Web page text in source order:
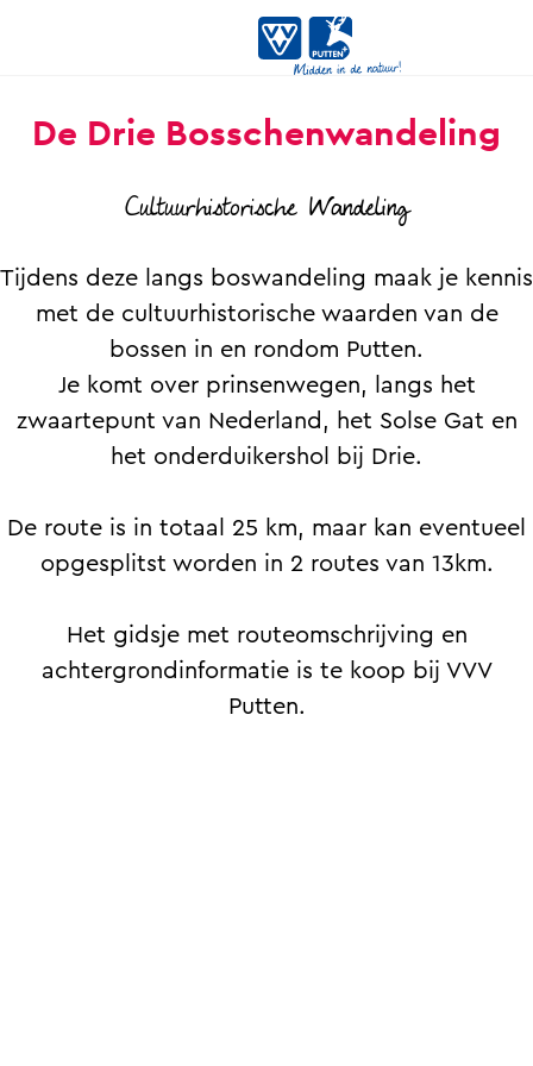
a
a
r
d
e
h
o
m
p
a
e
De Drie Bosschenwandeling
Cultuurhistorische Wandeling
Tijdens deze langs boswandeling maak je kennis
met de cultuurhistorische waarden van de
bossen in en rondom Putten.
Je komt over prinsenwegen, langs het
zwaartepunt van Nederland, het Solse Gat en
het onderduikershol bij Drie.
De route is in totaal 25 km, maar kan eventueel
opgesplitst worden in 2 routes van 13km.
Het gidsje met routeomschrijving en
achtergrondinformatie is te koop bij VVV
Putten.